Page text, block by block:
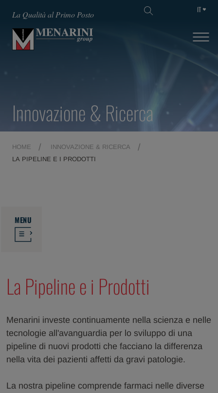
La Qualità al Primo Posto IT
Innovazione & Ricerca
HOME
INNOVAZIONE & RICERCA
LA PIPELINE E I PRODOTTI
MENU
La Pipeline e i Prodotti
Menarini investe continuamente nella scienza e nelle
tecnologie all'avanguardia per lo sviluppo di una
pipeline di nuovi prodotti che facciano la differenza
nella vita dei pazienti affetti da gravi patologie.
La nostra pipeline comprende farmaci nelle diverse